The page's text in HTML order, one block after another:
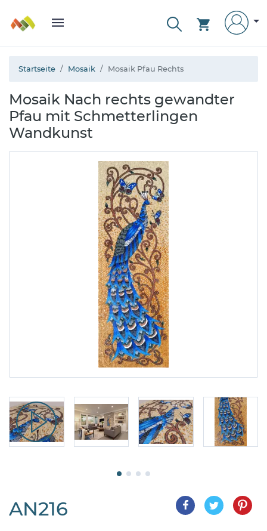
Startseite Mosaik Mosaik Pfau Rechts
Mosaik Nach rechts gewandter
Pfau mit Schmetterlingen
Wandkunst
AN216